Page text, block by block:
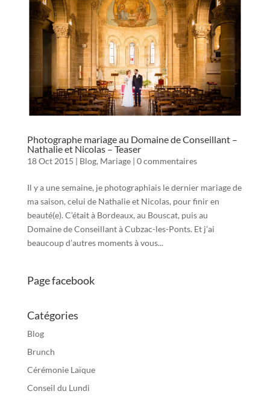
Photographe mariage au Domaine de Conseillant –
Nathalie et Nicolas – Teaser
18 Oct 2015 | Blog, Mariage| 0 commentaires
Il y a une semaine, je photographiais le dernier mariage de
ma saison, celui de Nathalie et Nicolas, pour finir en
beauté(e). C’était à Bordeaux, au Bouscat, puis au
Domaine de Conseillant à Cubzac-les-Ponts. Et j’ai
beaucoup d’autres moments à vous...
Page facebook
Catégories
Blog
Brunch
Cérémonie Laïque
Conseil du Lundi